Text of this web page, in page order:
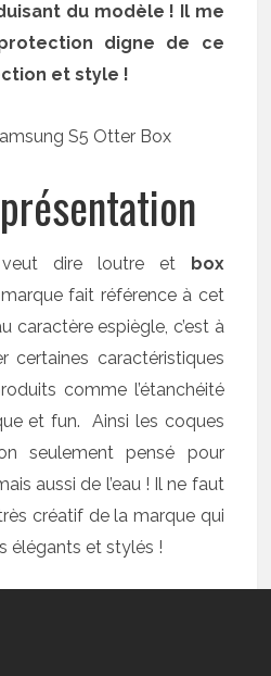
du modèle ! Il me
digne de ce
et style !
dire loutre et box
fait référence à cet
caractère espiègle, c’est à
certaines caractéristiques
comme l’étanchéité
et fun. Ainsi les coques
seulement pensé pour
aussi de l’eau ! Il ne faut
créatif de la marque qui
élégants et stylés !